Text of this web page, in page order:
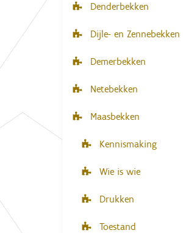
Denderbekken
Dijle- en Zennebekken
Demerbekken
Netebekken
Maasbekken
Kennismaking
Wie is wie
Drukken
Toestand